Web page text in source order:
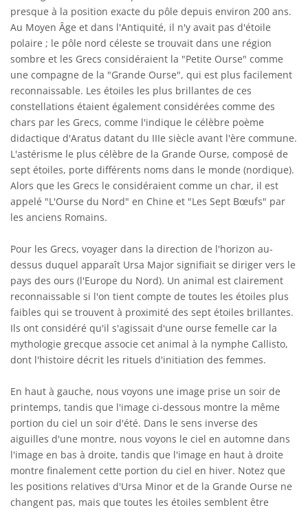
presque à la position exacte du pôle depuis environ 200 ans.
Au Moyen Âge et dans l'Antiquité, il n'y avait pas d'étoile
polaire ; le pôle nord céleste se trouvait dans une région
sombre et les Grecs considéraient la "Petite Ourse" comme
une compagne de la "Grande Ourse", qui est plus facilement
reconnaissable. Les étoiles les plus brillantes de ces
constellations étaient également considérées comme des
chars par les Grecs, comme l'indique le célèbre poème
didactique d'Aratus datant du IIIe siècle avant l'ère commune.
L'astérisme le plus célèbre de la Grande Ourse, composé de
sept étoiles, porte différents noms dans le monde (nordique).
Alors que les Grecs le considéraient comme un char, il est
appelé "L'Ourse du Nord" en Chine et "Les Sept Bœufs" par
les anciens Romains.
Pour les Grecs, voyager dans la direction de l'horizon au-
dessus duquel apparaît Ursa Major signifiait se diriger vers le
pays des ours (l'Europe du Nord). Un animal est clairement
reconnaissable si l'on tient compte de toutes les étoiles plus
faibles qui se trouvent à proximité des sept étoiles brillantes.
Ils ont considéré qu'il s'agissait d'une ourse femelle car la
mythologie grecque associe cet animal à la nymphe Callisto,
dont l'histoire décrit les rituels d'initiation des femmes.
En haut à gauche, nous voyons une image prise un soir de
printemps, tandis que l'image ci-dessous montre la même
portion du ciel un soir d'été. Dans le sens inverse des
aiguilles d'une montre, nous voyons le ciel en automne dans
l'image en bas à droite, tandis que l'image en haut à droite
montre finalement cette portion du ciel en hiver. Notez que
les positions relatives d'Ursa Minor et de la Grande Ourse ne
changent pas, mais que toutes les étoiles semblent être